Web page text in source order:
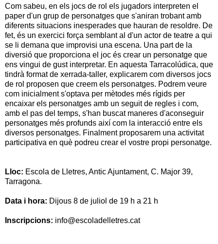
Com sabeu, en els jocs de rol els jugadors interpreten el
paper d'un grup de personatges que s'aniran trobant amb
diferents situacions inesperades que hauran de resoldre. De
fet, és un exercici força semblant al d'un actor de teatre a qui
se li demana que improvisi una escena. Una part de la
diversió que proporciona el joc és crear un personatge que
ens vingui de gust interpretar. En aquesta Tarracolúdica, que
tindrà format de xerrada-taller, explicarem com diversos jocs
de rol proposen que creem els personatges. Podrem veure
com inicialment s'optava per mètodes més rígids per
encaixar els personatges amb un seguit de regles i com,
amb el pas del temps, s'han buscat maneres d'aconseguir
personatges més profunds així com la interacció entre els
diversos personatges. Finalment proposarem una activitat
participativa en què podreu crear el vostre propi personatge.
Lloc: Escola de Lletres, Antic Ajuntament, C. Major 39,
Tarragona.
Data i hora: Dijous 8 de juliol de 19 h a 21 h
Inscripcions: info@escoladelletres.cat